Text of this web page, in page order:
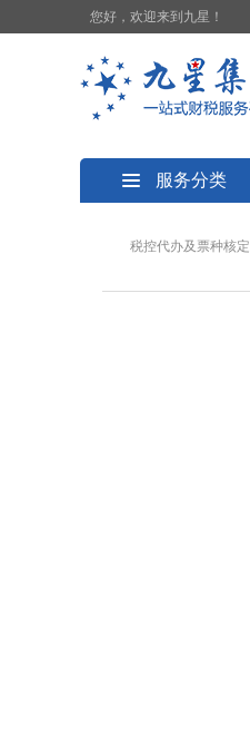
您好，欢迎来到九星！
服务分类
税控代办及票种核定